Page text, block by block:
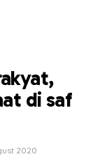
di saf
2020